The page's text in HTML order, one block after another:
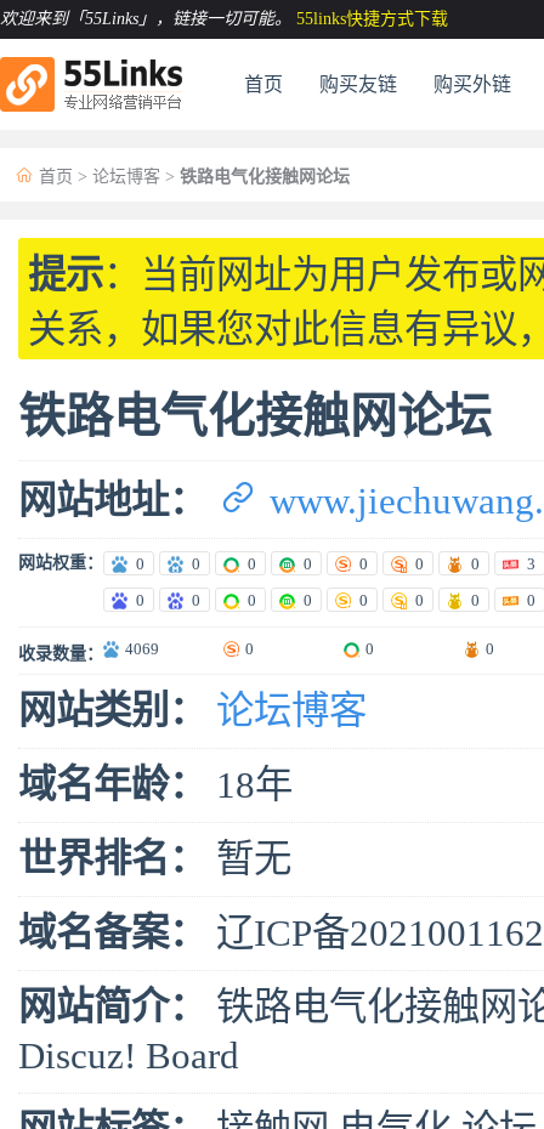
欢迎来到「55Links」 ，链接一切可能。 55links快捷方式下载
首页 购买友链 购买外链
 首页 > 论坛博客 > 铁路电气化接触网论坛
提示：当前网址为用户发布或
关系，如果您对此信息有异议
铁路电气化接触网论坛
网站地址： 
网站权重： 0 0 0 0 0 0 0
3
0
0 0 0 0 0 0 0
收录数量： 4069 0 0 0
网站类别：
论坛博客
域名年龄：
18年
世界排名：
暂无
域名备案：
辽ICP备
网站简介：
铁路电气化接触网
Discuz! Board